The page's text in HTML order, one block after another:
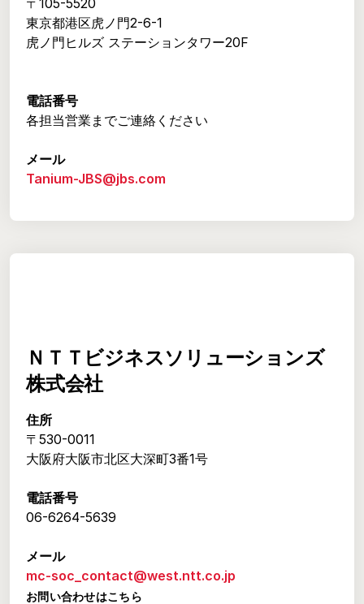
〒105-5520
東京都港区虎ノ門2-6-1
虎ノ門ヒルズ ステーションタワー20F
電話番号
各担当営業までご連絡ください
メール
Tanium-JBS@jbs.com
ＮＴＴビジネスソリューションズ
株式会社
住所
〒530-0011
大阪府大阪市北区大深町3番1号
電話番号
06-6264-5639
メール
mc-soc_contact@west.ntt.co.jp
お問い合わせはこちら